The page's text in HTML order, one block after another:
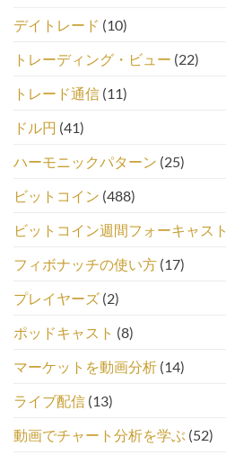
デイトレード (10)
トレーディング・ビュー (22)
トレード通信 (11)
ドル円 (41)
ハーモニックパターン (25)
ビットコイン (488)
ビットコイン週間フォーキャスト
フィボナッチの使い方 (17)
プレイヤーズ (2)
ポッドキャスト (8)
マーケットを動画分析 (14)
ライブ配信 (13)
動画でチャート分析を学ぶ (52)